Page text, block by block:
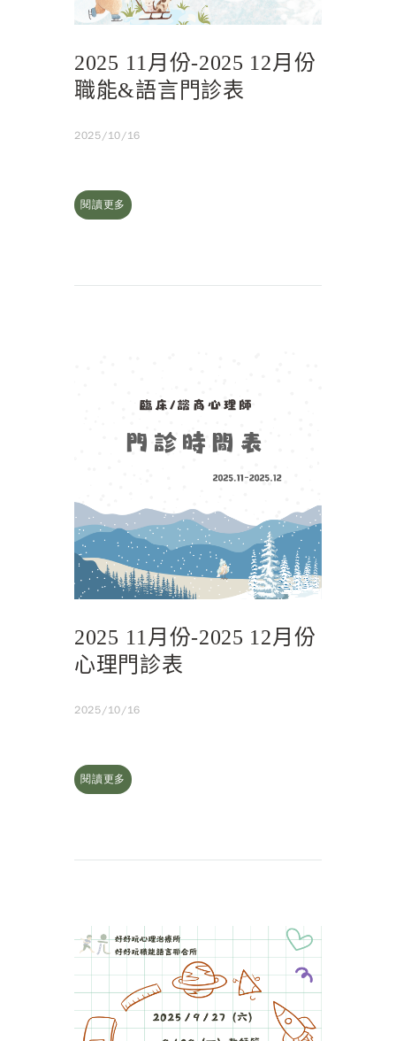
2025 11月份-2025 12月份
職能&語言門診表
2025/10/16
閱讀更多
2025 11月份-2025 12月份
心理門診表
2025/10/16
閱讀更多